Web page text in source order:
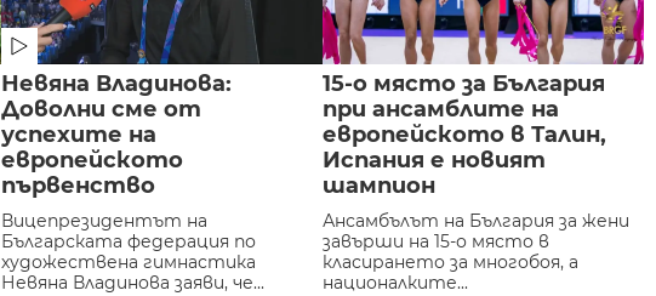
Невяна Владинова:
Доволни сме от
успехите на
европейското
първенство
Вицепрезидентът на
Българската федерация по
художествена гимнастика
Невяна Владинова заяви, че...
15-о място за България
при ансамблите на
европейското в Талин,
Испания е новият
шампион
Ансамбълът на България за жени
завърши на 15-о място в
класирането за многобоя, а
националките...